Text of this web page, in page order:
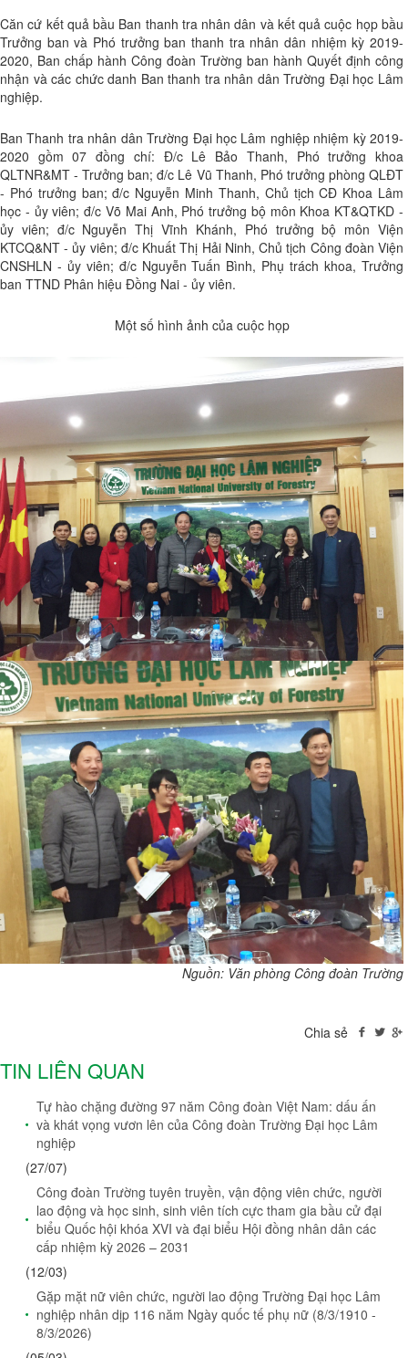
Căn cứ kết quả bầu Ban thanh tra nhân dân và kết quả cuộc họp bầu
Trưởng ban và Phó trưởng ban thanh tra nhân dân nhiệm kỳ 2019-
2020, Ban chấp hành Công đoàn Trường ban hành Quyết định công
nhận và các chức danh Ban thanh tra nhân dân Trường Đại học Lâm
nghiệp.
Ban Thanh tra nhân dân Trường Đại học Lâm nghiệp nhiệm kỳ 2019-
2020 gồm 07 đồng chí: Đ/c Lê Bảo Thanh, Phó trưởng khoa
QLTNR&MT - Trưởng ban; đ/c Lê Vũ Thanh, Phó trưởng phòng QLĐT
- Phó trưởng ban; đ/c Nguyễn Minh Thanh, Chủ tịch CĐ Khoa Lâm
học - ủy viên; đ/c Võ Mai Anh, Phó trưởng bộ môn Khoa KT&QTKD -
ủy viên; đ/c Nguyễn Thị Vĩnh Khánh, Phó trưởng bộ môn Viện
KTCQ&NT - ủy viên; đ/c Khuất Thị Hải Ninh, Chủ tịch Công đoàn Viện
CNSHLN - ủy viên; đ/c Nguyễn Tuấn Bình, Phụ trách khoa, Trưởng
ban TTND Phân hiệu Đồng Nai - ủy viên.
Một số hình ảnh của cuộc họp
Nguồn: Văn phòng Công đoàn Trường
Chia sẻ
TIN LIÊN QUAN
Tự hào chặng đường 97 năm Công đoàn Việt Nam: dấu ấn
và khát vọng vươn lên của Công đoàn Trường Đại học Lâm
nghiệp
(27/07)
Công đoàn Trường tuyên truyền, vận động viên chức, người
lao động và học sinh, sinh viên tích cực tham gia bầu cử đại
biểu Quốc hội khóa XVI và đại biểu Hội đồng nhân dân các
cấp nhiệm kỳ 2026 – 2031
(12/03)
Gặp mặt nữ viên chức, người lao động Trường Đại học Lâm
nghiệp nhân dịp 116 năm Ngày quốc tế phụ nữ (8/3/1910 -
8/3/2026)